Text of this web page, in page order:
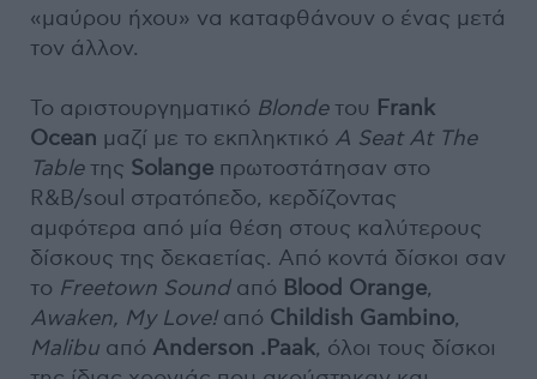
«μαύρου ήχου» να καταφθάνουν ο ένας μετά
τον άλλον.
Το αριστουργηματικό Blondeτου Frank
Ocean μαζί με το εκπληκτικό A Seat At The
Tableτης Solange πρωτοστάτησαν στο
R&B/soul στρατόπεδο, κερδίζοντας
αμφότερα από μία θέση στους καλύτερους
δίσκους της δεκαετίας. Από κοντά δίσκοι σαν
το Freetown Soundαπό Blood Orange,
Awaken, My Love!από Childish Gambino,
Malibu από Anderson .Paak, όλοι τους δίσκοι